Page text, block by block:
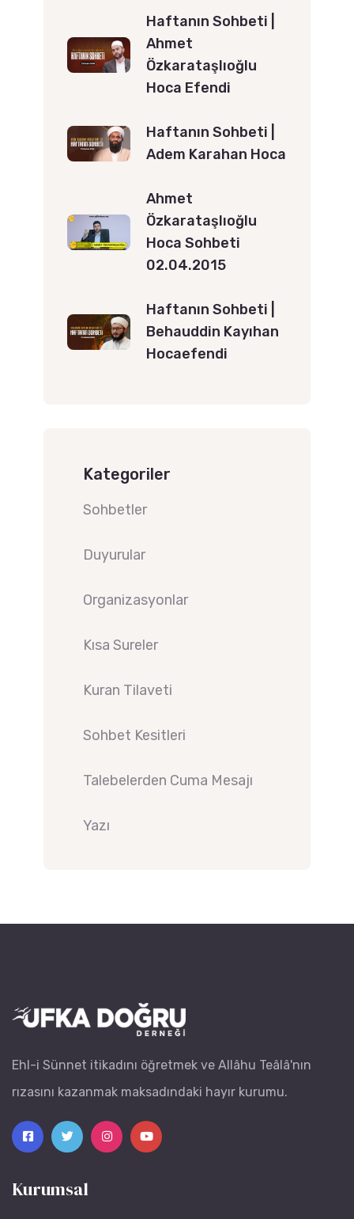
Haftanın Sohbeti |
Ahmet
Özkarataşlıoğlu
Hoca Efendi
Haftanın Sohbeti |
Adem Karahan Hoca
Ahmet
Özkarataşlıoğlu
Hoca Sohbeti
02.04.2015
Haftanın Sohbeti |
Behauddin Kayıhan
Hocaefendi
Kategoriler
Sohbetler
Duyurular
Organizasyonlar
Kısa Sureler
Kuran Tilaveti
Sohbet Kesitleri
Talebelerden Cuma Mesajı
Yazı
Ehl-i Sünnet itikadını öğretmek ve Allâhu Teâlâ'nın
rızasını kazanmak maksadındaki hayır kurumu.
Kurumsal